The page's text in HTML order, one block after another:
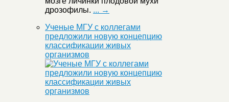
дрозофилы. ... →
Ученые МГУ с коллегами
предложили новую концепцию
классификации живых
организмов